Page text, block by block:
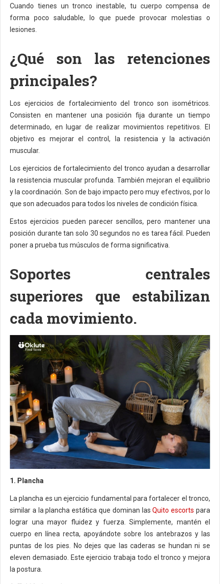
Cuando tienes un tronco inestable, tu cuerpo compensa de
forma poco saludable, lo que puede provocar molestias o
lesiones.
¿Qué son las retenciones
principales?
Los ejercicios de fortalecimiento del tronco son isométricos.
Consisten en mantener una posición fija durante un tiempo
determinado, en lugar de realizar movimientos repetitivos. El
objetivo es mejorar el control, la resistencia y la activación
muscular.
Los ejercicios de fortalecimiento del tronco ayudan a desarrollar
la resistencia muscular profunda. También mejoran el equilibrio
y la coordinación. Son de bajo impacto pero muy efectivos, por lo
que son adecuados para todos los niveles de condición física.
Estos ejercicios pueden parecer sencillos, pero mantener una
posición durante tan solo 30 segundos no es tarea fácil. Pueden
poner a prueba tus músculos de forma significativa.
Soportes centrales
superiores que estabilizan
cada movimiento.
1. Plancha
La plancha es un ejercicio fundamental para fortalecer el tronco,
similar a la plancha estática que dominan lasQuito escorts para
lograr una mayor fluidez y fuerza. Simplemente, mantén el
cuerpo en línea recta, apoyándote sobre los antebrazos y las
puntas de los pies. No dejes que las caderas se hundan ni se
eleven demasiado. Este ejercicio trabaja todo el tronco y mejora
la postura.